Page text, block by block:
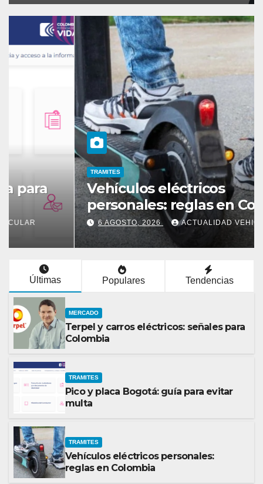
Vehículos eléctricos
personales: reglas en Colombia
6 AGOSTO, 2026 ACTUALIDAD VEHICULAR
Últimas Populares Tendencias
MERCADO
Terpel y carros eléctricos: señales para
Colombia
TRAMITES
Pico y placa Bogotá: guía para evitar
multa
TRAMITES
Vehículos eléctricos personales:
reglas en Colombia